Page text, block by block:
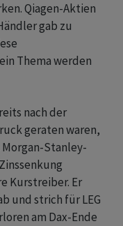
Qiagen-Aktien
gab zu
Thema werden
nach der
geraten waren,
Stanley-
Kurstreiber. Er
und strich für LEG
am Dax-Ende